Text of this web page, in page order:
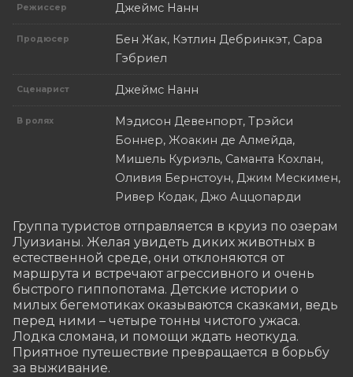
Режиссер Джеймс Нанн
Продюсер
Бен Жак, Кэтлин Дебринкэт, Сара
Гэбриел
Сценарист Джеймс Нанн
В ролях
Мэдисон Девенпорт, Трэйси
Боннер, Жоакин де Алмейда,
Мишель Куриэль, Саманта Кохлан,
Оливия Бернстоун, Джим Мескимен,
Ривер Кодак, Джо Аццопарди
Группа туристов отправляется в круиз по озерам
Луизианы. Желая увидеть диких животных в
естественной среде, они отклоняются от
маршрута и встречают агрессивного и очень
быстрого гиппопотама. Детские истории о
милых бегемотиках оказываются сказками, ведь
перед ними – четыре тонны чистого ужаса.
Лодка сломана, и помощи ждать неоткуда.
Приятное путешествие превращается в борьбу
за выживание.